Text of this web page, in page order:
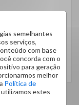
semelhantes
serviços,
com base
concorda com o
para geração
melhor
Política de
estes